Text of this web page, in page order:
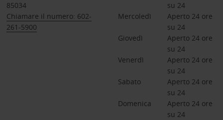
85034
Chiamare il numero: 602-
261-5900
su 24
Mercoledì
Aperto 24 ore
su 24
Giovedì
Aperto 24 ore
su 24
Venerdì
Aperto 24 ore
su 24
Sabato
Aperto 24 ore
su 24
Domenica
Aperto 24 ore
su 24